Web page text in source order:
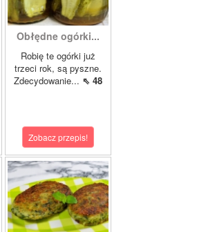
Obłędne ogórki...
Robię te ogórki już
trzeci rok, są pyszne.
Zdecydowanie... ⇖ 48
Zobacz przepis!